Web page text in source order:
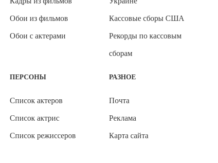
Обои из фильмов
Обои с актерами
Кассовые сборы США
Рекорды по кассовым
сборам
ПЕРСОНЫ
Список актеров
Список актрис
Список режиссеров
РАЗНОЕ
Почта
Реклама
Карта сайта